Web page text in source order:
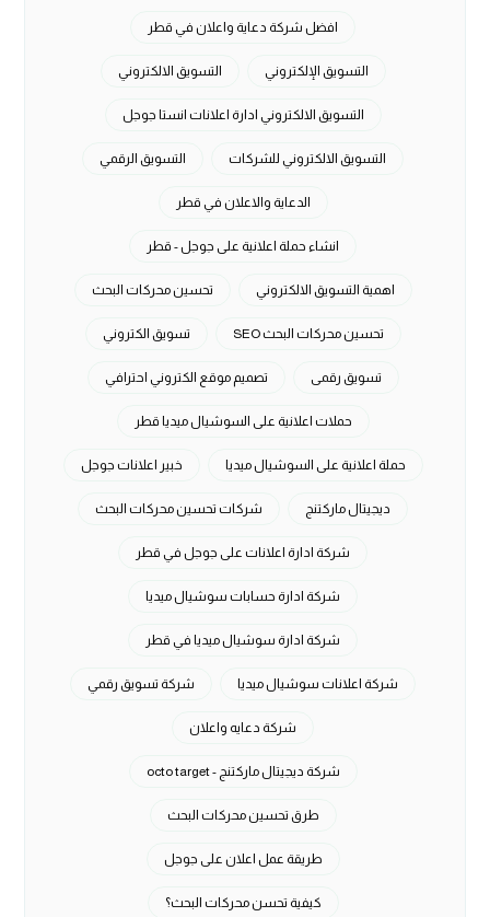
افضل شركة دعاية واعلان في قطر
التسويق الإلكتروني التسويق الالكتروني
التسويق الالكتروني ادارة اعلانات انستا جوجل
التسويق الالكتروني للشركات التسويق الرقمي
الدعاية والاعلان في قطر
انشاء حملة اعلانية على جوجل - قطر
اهمية التسويق الالكتروني تحسين محركات البحث
تحسين محركات البحث SEO تسويق الكتروني
تسويق رقمى تصميم موقع الكتروني احترافي
حملات اعلانية على السوشيال ميديا قطر
حملة اعلانية على السوشيال ميديا خبير اعلانات جوجل
ديجيتال ماركتنج شركات تحسين محركات البحث
شركة ادارة اعلانات على جوجل في قطر
شركة ادارة حسابات سوشيال ميديا
شركة ادارة سوشيال ميديا في قطر
شركة اعلانات سوشيال ميديا شركة تسويق رقمي
شركة دعايه واعلان
شركة ديجيتال ماركتنج - octo target
طرق تحسين محركات البحث
طريقة عمل اعلان على جوجل
كيفية تحسن محركات البحث؟